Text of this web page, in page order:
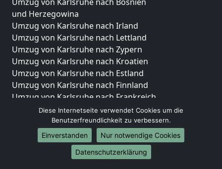
und Herzegowina
Umzug von Karlsruhe nach Irland
Umzug von Karlsruhe nach Lettland
Umzug von Karlsruhe nach Zypern
Umzug von Karlsruhe nach Kroatien
Umzug von Karlsruhe nach Estland
Umzug von Karlsruhe nach Finnland
Umzug von Karlsruhe nach Frankreich
Umzug von Karlsruhe nach Griechenland
Umzug von Karlsruhe nach Italien
Umzug von Karlsruhe nach Liechtenstein
Umzug von Karlsruhe nach Luxemburg
Umzug von Karlsruhe nach Niederlande
Diese Internetseite verwendet Cookies um die
Benutzerfreundlichkeit zu verbessern.
Einverstanden
Nur notwendige Cookies
Datenschutzerklärung